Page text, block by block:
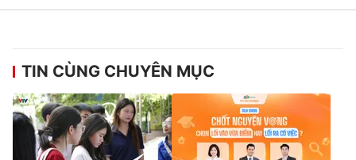
® Cấm sao chép dưới mọi hình thức nếu không có sự chấp
thuận bằng văn bản. Ghi rõ nguồn VTV.vn khi phát hành lại
thông tin từ website này.
TIN CÙNG CHUYÊN MỤC